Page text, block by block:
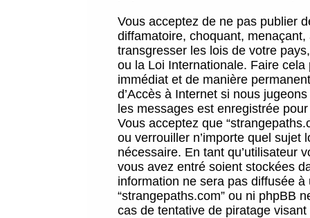
Vous acceptez de ne pas publier
diffamatoire, choquant,
transgresser les lois de votre
ou la Loi Internationale. Faire
immédiat et de manière
d’Accès à Internet si nous
les messages est enregistrée
Vous acceptez que
ou verrouiller n’importe quel sujet
nécessaire. En tant qu’utilisateur
vous avez entré soient stockées
information ne sera pas diffusée
“strangepaths.com” ou ni phpBB
cas de tentative de piratage